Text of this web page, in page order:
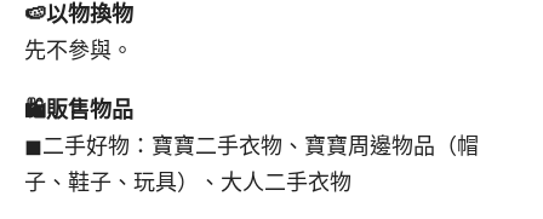
🍉以物換物
先不參與。
🛍️販售物品
◼︎二手好物：寶寶二手衣物、寶寶周邊物品（帽
子、鞋子、玩具）、大人二手衣物